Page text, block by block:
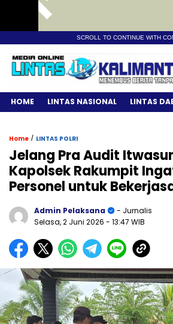
SCROLL TO CONTINUE WITH
HOME LINTAS NASIONAL LINTAS
Home / LINTAS POLRI
Jelang Pra Audit
Kapolsek Rakumpit
Personel untuk
Admin Pelaksana
- Jurnalis
Selasa, 2 Juni 2026 - 13:47 WIB